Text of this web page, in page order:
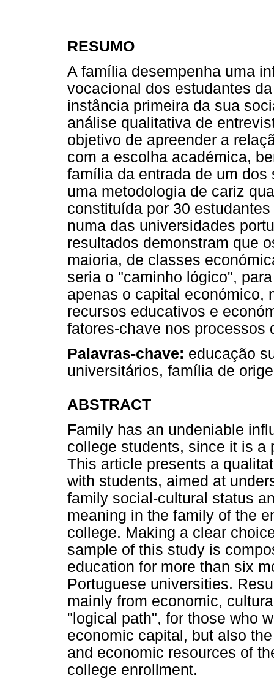
RESUMO
A família desempenha uma
vocacional dos estudantes
instância primeira da sua
análise qualitativa de
objetivo de apreender a
com a escolha académica,
família da entrada de um
uma metodologia de cariz
constituída por 30
numa das universidades
resultados demonstram que
maioria, de classes
seria o "caminho lógico",
apenas o capital económico,
recursos educativos e
fatores-chave nos processos
Palavras-chave: educação
universitários, família de
ABSTRACT
Family has an undeniable
college students, since it is a
This article presents a
with students, aimed at
family social-cultural status
meaning in the family of the
college. Making a clear
sample of this study is
education for more than six
Portuguese universities.
mainly from economic,
"logical path", for those who
economic capital, but also
and economic resources of
college enrollment.